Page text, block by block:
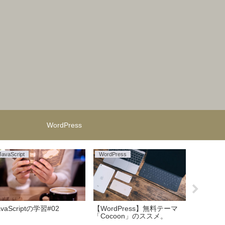
WordPress
の学習#02
WordPress
【WordPress】無料テーマ
「Cocoon」のススメ。